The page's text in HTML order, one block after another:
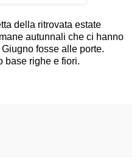
della ritrovata estate
autunnali che ci hanno
fosse alle porte.
base righe e fiori.